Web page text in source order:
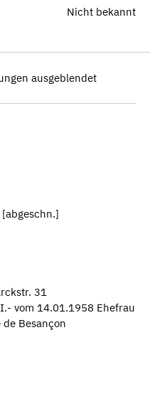
Nicht bekannt
ausgeblendet
31
vom 14.01.1958 Ehefrau
Besançon